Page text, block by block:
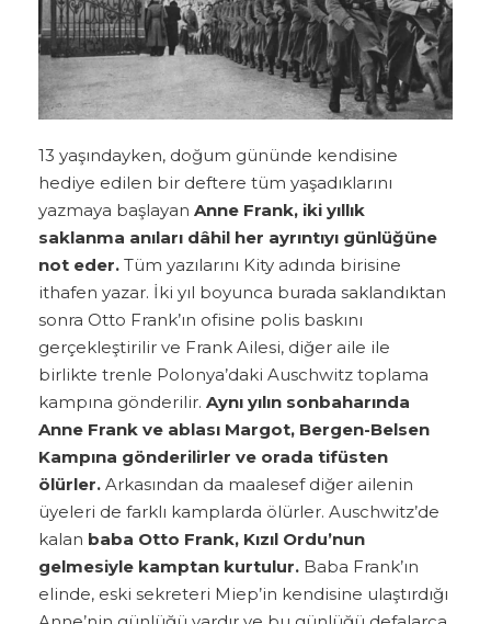
13 yaşındayken, doğum gününde kendisine
hediye edilen bir deftere tüm yaşadıklarını
yazmaya başlayan Anne Frank, iki yıllık
saklanma anıları dâhil her ayrıntıyı günlüğüne
not eder. Tüm yazılarını Kity adında birisine
ithafen yazar. İki yıl boyunca burada saklandıktan
sonra Otto Frank’ın ofisine polis baskını
gerçekleştirilir ve Frank Ailesi, diğer aile ile
birlikte trenle Polonya’daki Auschwitz toplama
kampına gönderilir. Aynı yılın sonbaharında
Anne Frank ve ablası Margot, Bergen-Belsen
Kampına gönderilirler ve orada tifüsten
ölürler. Arkasından da maalesef diğer ailenin
üyeleri de farklı kamplarda ölürler. Auschwitz’de
kalan baba Otto Frank, Kızıl Ordu’nun
gelmesiyle kamptan kurtulur. Baba Frank’ın
elinde, eski sekreteri Miep’in kendisine ulaştırdığı